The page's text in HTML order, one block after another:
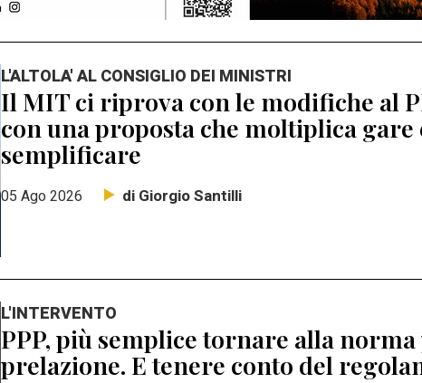
L'ALTOLA' AL CONSIGLIO DEI MINISTRI
Il MIT ci riprova con le modifiche al
con una proposta che moltiplica
semplificare
05 Ago 2026 di Giorgio Santilli
L'INTERVENTO
PPP, più semplice tornare alla
prelazione. E tenere conto del